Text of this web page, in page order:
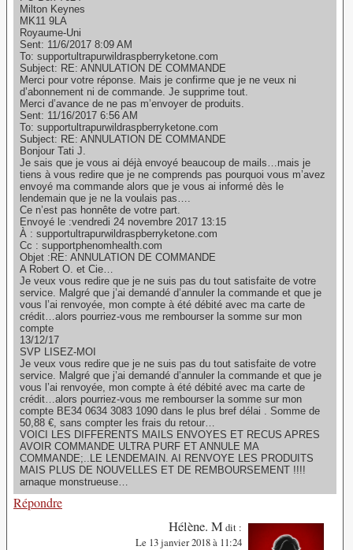
Milton Keynes
MK11 9LA
Royaume-Uni
Sent: 11/6/2017 8:09 AM
To: supportultrapurwildraspberryketone.com
Subject: RE: ANNULATION DE COMMANDE
Merci pour votre réponse. Mais je confirme que je ne veux ni
d’abonnement ni de commande. Je supprime tout.
Merci d’avance de ne pas m’envoyer de produits.
Sent: 11/16/2017 6:56 AM
To: supportultrapurwildraspberryketone.com
Subject: RE: ANNULATION DE COMMANDE
Bonjour Tati J.
Je sais que je vous ai déjà envoyé beaucoup de mails…mais je
tiens à vous redire que je ne comprends pas pourquoi vous m’avez
envoyé ma commande alors que je vous ai informé dès le
lendemain que je ne la voulais pas….
Ce n’est pas honnête de votre part.
Envoyé le :vendredi 24 novembre 2017 13:15
À : supportultrapurwildraspberryketone.com
Cc : supportphenomhealth.com
Objet :RE: ANNULATION DE COMMANDE
A Robert O. et Cie…
Je veux vous redire que je ne suis pas du tout satisfaite de votre
service. Malgré que j’ai demandé d’annuler la commande et que je
vous l’ai renvoyée, mon compte à été débité avec ma carte de
crédit…alors pourriez-vous me rembourser la somme sur mon
compte
13/12/17
SVP LISEZ-MOI
Je veux vous redire que je ne suis pas du tout satisfaite de votre
service. Malgré que j’ai demandé d’annuler la commande et que je
vous l’ai renvoyée, mon compte à été débité avec ma carte de
crédit…alors pourriez-vous me rembourser la somme sur mon
compte BE34 0634 3083 1090 dans le plus bref délai . Somme de
50,88 €, sans compter les frais du retour…
VOICI LES DIFFERENTS MAILS ENVOYES ET RECUS APRES
AVOIR COMMANDE ULTRA PURF ET ANNULE MA
COMMANDE;..LE LENDEMAIN. AI RENVOYE LES PRODUITS
MAIS PLUS DE NOUVELLES ET DE REMBOURSEMENT !!!!
arnaque monstrueuse…
Répondre
Hélène. Mdit :
Le 13 janvier 2018 à 11:24